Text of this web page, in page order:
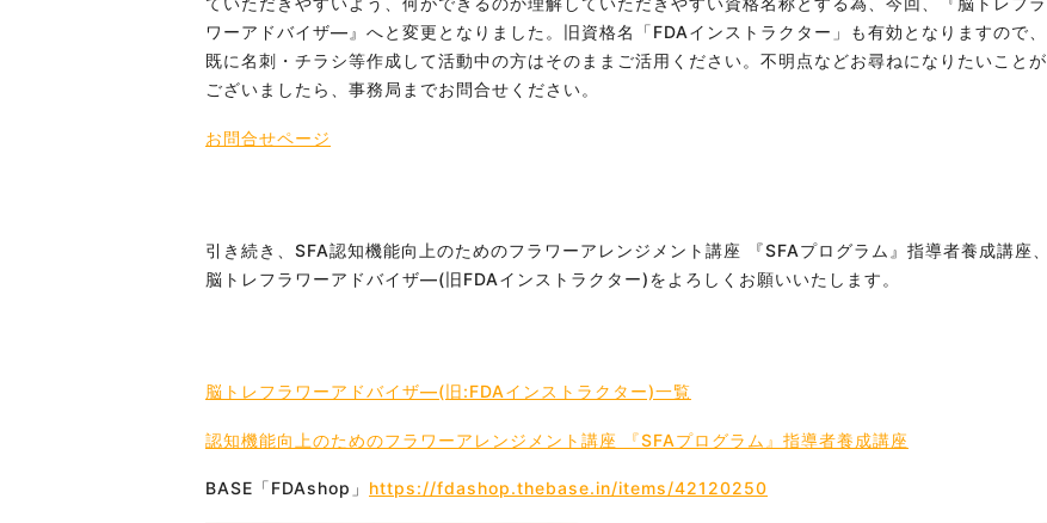
ワーアドバイザ―』 へと変更となりました。 旧資格名
「FDAインストラクター」も有効となりますので、
既に名刺・チラシ等作成して活動中の方はそのままご活用ください。不明点などお尋ねになりたいことが
ございましたら、事務局までお問合せください。
お問合せページ
引き続き、SFA認知機能向上のためのフラワーアレンジメント講座 『SFAプログラム』指導者養成講座、
脳トレフラワーアドバイザ―(旧FDAインストラクター)をよろしくお願いいたします。
脳トレフラワーアドバイザ―(旧:FDAインストラクター)一覧
認知機能向上のためのフラワーアレンジメント講座 『SFAプログラム』指導者養成講座
BASE「FDAshop」 https://fdashop.thebase.in/items/42120250